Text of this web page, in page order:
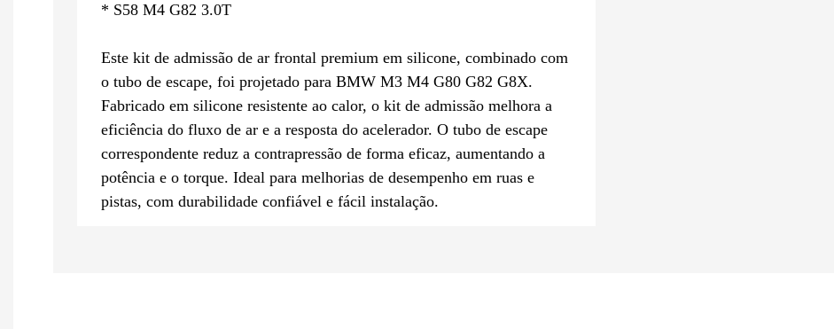
* S58 M4 G82 3.0T
Este kit de admissão de ar frontal premium em silicone, combinado com
o tubo de escape, foi projetado para BMW M3 M4 G80 G82 G8X.
Fabricado em silicone resistente ao calor, o kit de admissão melhora a
eficiência do fluxo de ar e a resposta do acelerador. O tubo de escape
correspondente reduz a contrapressão de forma eficaz, aumentando a
potência e o torque. Ideal para melhorias de desempenho em ruas e
pistas, com durabilidade confiável e fácil instalação.